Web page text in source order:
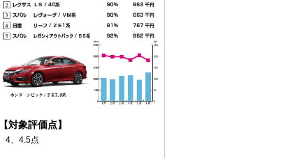
【対象評価点】
4、4.5点